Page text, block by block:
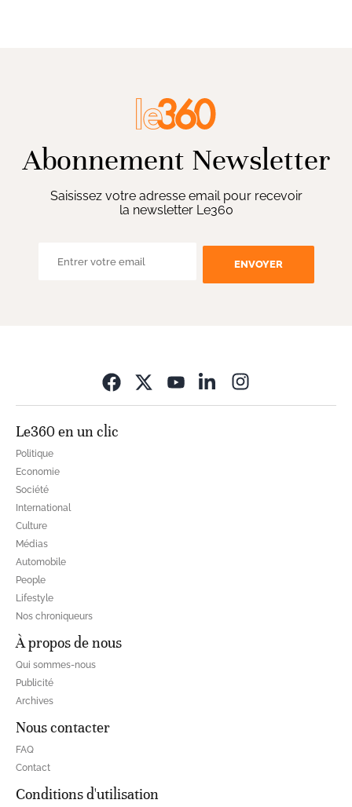
Abonnement Newsletter
Saisissez votre adresse email pour recevoir
la newsletter Le360
ENVOYER
Le360 en un clic
Politique
Economie
Société
International
Culture
Médias
Automobile
People
Lifestyle
Nos chroniqueurs
À propos de nous
Qui sommes-nous
Publicité
Archives
Nous contacter
FAQ
Contact
Conditions d'utilisation